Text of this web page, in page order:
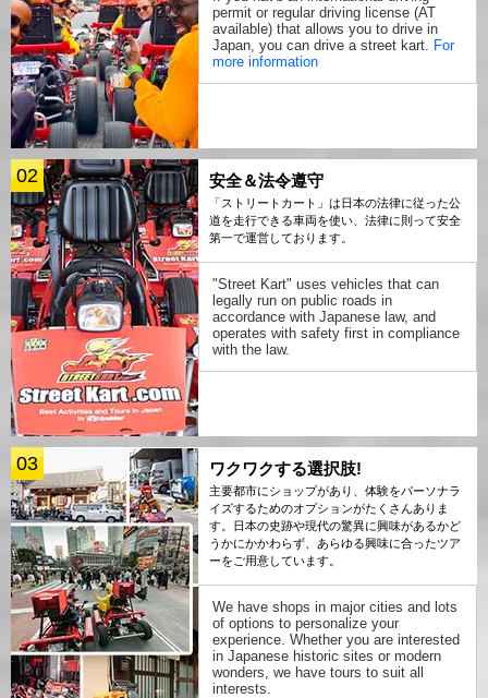
permit or regular driving license (AT
available) that allows you to drive in
Japan, you can drive a street kart.
For
more information
02 安全＆法令遵守
「ストリートカート」は日本の法律に従った公
道を走行できる車両を使い、法律に則って安全
第一で運営しております。
"Street Kart" uses vehicles that can
legally run on public roads in
accordance with Japanese law, and
operates with safety first in compliance
with the law.
03 ワクワクする選択肢!
主要都市にショップがあり、体験をパーソナラ
イズするためのオプションがたくさんありま
す。日本の史跡や現代の驚異に興味があるかど
うかにかかわらず、あらゆる興味に合ったツア
ーをご用意しています。
We have shops in major cities and lots
of options to personalize your
experience. Whether you are interested
in Japanese historic sites or modern
wonders, we have tours to suit all
interests.